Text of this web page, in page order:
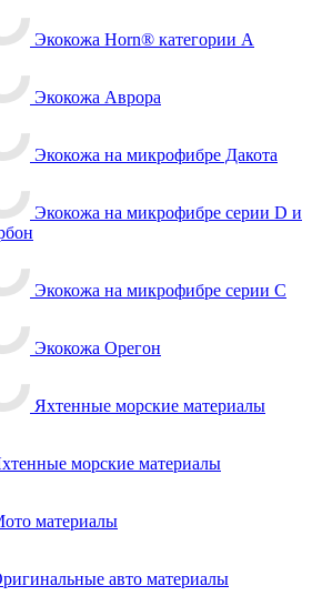
Экокожа Horn® категории A
Экокожа Аврора
Экокожа на микрофибре Дакота
Экокожа на микрофибре серии D и
Экокожа на микрофибре серии С
Экокожа Орегон
Яхтенные морские материалы
морские материалы
материалы
авто материалы